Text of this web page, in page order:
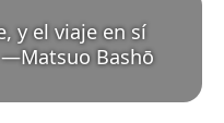
y el viaje en sí
—Matsuo Bashō